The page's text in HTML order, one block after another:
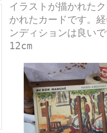
イラストが描かれた
かれたカードです。
ンディションは良
12cm